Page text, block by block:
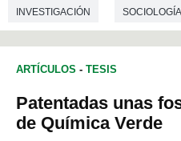
INVESTIGACIÓN SOCIOLOGÍA
ARTÍCULOS - TESIS
Patentadas unas
de Química Verde